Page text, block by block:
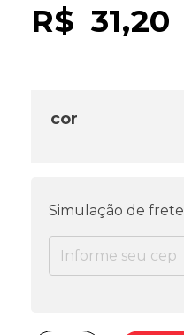
R$ 31,20
cor
Simulação de frete